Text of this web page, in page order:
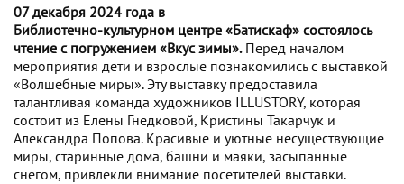
07 декабря 2024 года в
Библиотечно-культурном центре «Батискаф» состоялось
чтение с погружением «Вкус зимы».Перед началом
мероприятия дети и взрослые познакомились с выставкой
«Волшебные миры». Эту выставку предоставила
талантливая команда художников ILLUSTORY, которая
состоит из Елены Гнедковой, Кристины Такарчук и
Александра Попова. Красивые и уютные несуществующие
миры, старинные дома, башни и маяки, засыпанные
снегом, привлекли внимание посетителей выставки.